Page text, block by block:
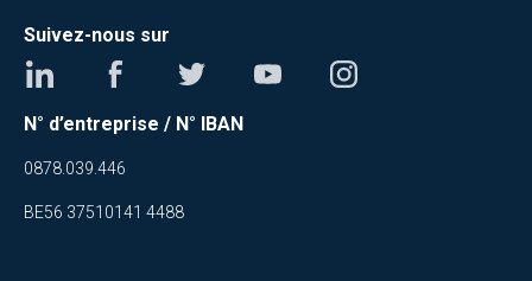
Suivez-nous sur
N° d’entreprise / N° IBAN
0878.039.446
BE56 37510141 4488